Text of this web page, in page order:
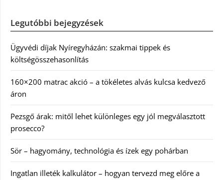
Legutóbbi bejegyzések
Ügyvédi díjak Nyíregyházán: szakmai tippek és
költségösszehasonlítás
160×200 matrac akció – a tökéletes alvás kulcsa kedvező
áron
Pezsgő árak: mitől lehet különleges egy jól megválasztott
prosecco?
Sör – hagyomány, technológia és ízek egy pohárban
Ingatlan illeték kalkulátor – hogyan tervezd meg előre a